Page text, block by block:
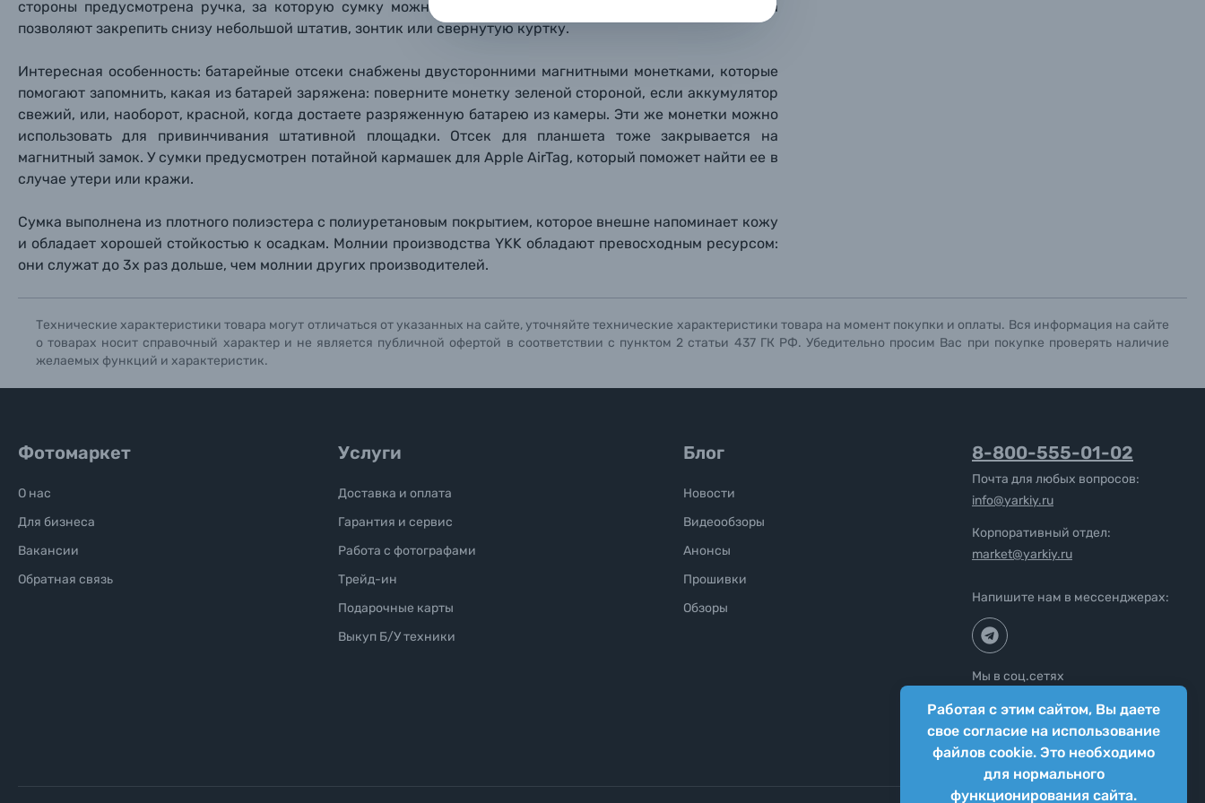
Прикрепить файл
Нажимая кнопку «
Отправить вопрос
Прикрепить файл
Нажимая кнопку «
Отправить вопрос
Фотоальбомы
Книги о фотографии, альбомы известных фотографов
Солнцезащитные очки
Б/У фототехника (Комиссионные товары)
Уценённые товары
стороны предусмотрена ручка, за которую сумку можно носить в руке. Два дополнительных ремешка
позволяют закрепить снизу небольшой штатив, зонтик или свернутую куртку.
Интересная особенность: батарейные отсеки снабжены двусторонними магнитными монетками, которые
помогают запомнить, какая из батарей заряжена: поверните монетку зеленой стороной, если аккумулятор
свежий, или, наоборот, красной, когда достаете разряженную батарею из камеры. Эти же монетки можно
использовать для привинчивания штативной площадки. Отсек для планшета тоже закрывается на
магнитный замок. У сумки предусмотрен потайной кармашек для Apple AirTag, который поможет найти ее в
случае утери или кражи.
Сумка выполнена из плотного полиэстера с полиуретановым покрытием, которое внешне напоминает кожу
и обладает хорошей стойкостью к осадкам. Молнии производства YKK обладают превосходным ресурсом:
они служат до 3х раз дольше, чем молнии других производителей.
Технические характеристики товара могут отличаться от указанных на сайте, уточняйте технические характеристики товара на момент покупки и оплаты. Вся информация на сайте
о товарах носит справочный характер и не является публичной офертой в соответствии с пунктом 2 статьи 437 ГК РФ. Убедительно просим Вас при покупке проверять наличие
желаемых функций и характеристик.
Работая с этим сайтом, Вы даете
свое согласие на использование
файлов cookie. Это необходимо
для нормального
функционирования сайта.
Прикрепить файл
Нажимая кнопку «
Отправить вопрос
Фотомаркет
О нас
Для бизнеса
Вакансии
Обратная связь
Услуги
Доставка и оплата
Гарантия и сервис
Работа с фотографами
Трейд-ин
Подарочные карты
Выкуп Б/У техники
Блог
Новости
Видеообзоры
Анонсы
Прошивки
Обзоры
8-800-555-01-02
Почта для любых вопросов:
info@yarkiy.ru
Корпоративный отдел:
market@yarkiy.ru
Напишите нам в мессенджерах:
Мы в соц.сетях